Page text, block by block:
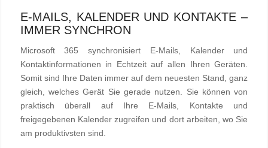
E-MAILS, KALENDER UND KONTAKTE –
IMMER SYNCHRON
Microsoft 365 synchronisiert E-Mails, Kalender und
Kontaktinformationen in Echtzeit auf allen Ihren Geräten.
Somit sind Ihre Daten immer auf dem neuesten Stand, ganz
gleich, welches Gerät Sie gerade nutzen. Sie können von
praktisch überall auf Ihre E-Mails, Kontakte und
freigegebenen Kalender zugreifen und dort arbeiten, wo Sie
am produktivsten sind.